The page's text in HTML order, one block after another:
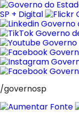
Pular
para
o
conteúdo
SP + Digital
/governosp